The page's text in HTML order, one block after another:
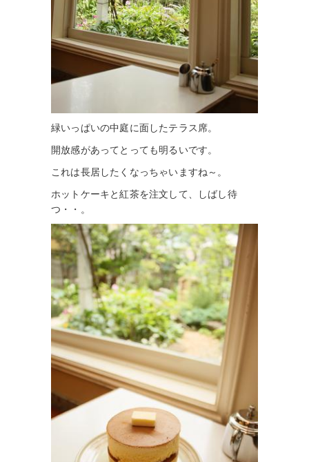
緑いっぱいの中庭に面したテラス席。
開放感があってとっても明るいです。
これは長居したくなっちゃいますね～。
ホットケーキと紅茶を注文して、しばし待
つ・・。